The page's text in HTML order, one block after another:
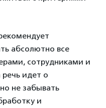
абсолютно все
сотрудниками и
речь идет о
не забывать
и